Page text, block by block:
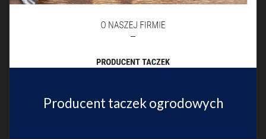
Producent taczek ogrodowych